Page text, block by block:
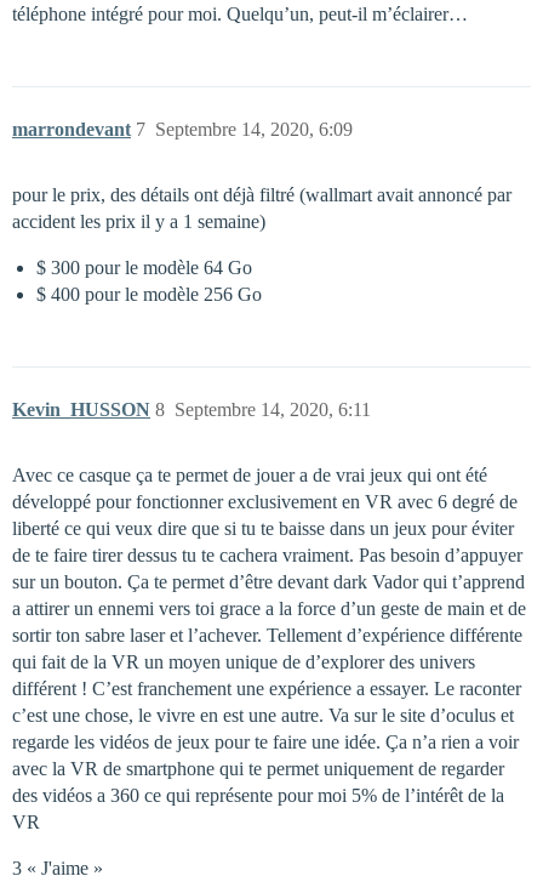
téléphone intégré pour moi. Quelqu’un, peut-il m’éclairer…
marrondevant Septembre 14, 2020, 6:09
7
pour le prix, des détails ont déjà filtré (wallmart avait annoncé par
accident les prix il y a 1 semaine)
$ 300 pour le modèle 64 Go
$ 400 pour le modèle 256 Go
Kevin_HUSSON Septembre 14, 2020, 6:11
8
Avec ce casque ça te permet de jouer a de vrai jeux qui ont été
développé pour fonctionner exclusivement en VR avec 6 degré de
liberté ce qui veux dire que si tu te baisse dans un jeux pour éviter
de te faire tirer dessus tu te cachera vraiment. Pas besoin d’appuyer
sur un bouton. Ça te permet d’être devant dark Vador qui t’apprend
a attirer un ennemi vers toi grace a la force d’un geste de main et de
sortir ton sabre laser et l’achever. Tellement d’expérience différente
qui fait de la VR un moyen unique de d’explorer des univers
différent ! C’est franchement une expérience a essayer. Le raconter
c’est une chose, le vivre en est une autre. Va sur le site d’oculus et
regarde les vidéos de jeux pour te faire une idée. Ça n’a rien a voir
avec la VR de smartphone qui te permet uniquement de regarder
des vidéos a 360 ce qui représente pour moi 5% de l’intérêt de la
VR
3 « J'aime »